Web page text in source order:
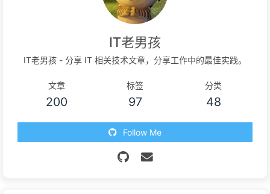
IT老男孩
IT老男孩 - 分享 IT 相关技术文章，分享工作中的最佳实践。
文章
200
标签
97
分类
48
Follow Me